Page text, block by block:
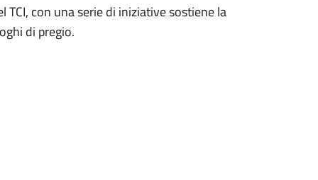
con una serie di iniziative sostiene la
di pregio.